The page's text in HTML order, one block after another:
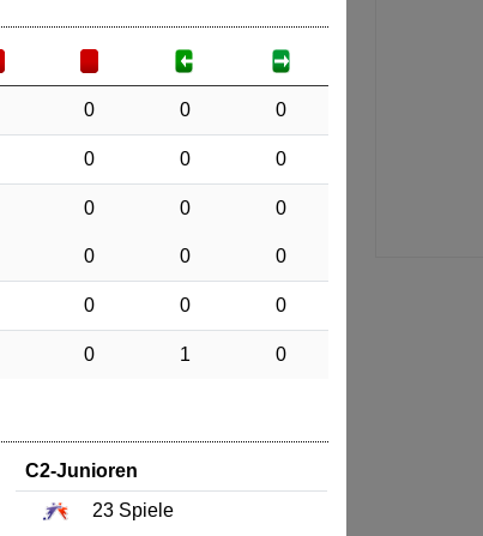
0 0 0
0 0 0
0 0 0
0 0 0
0 0 0
0 1 0
C2-Junioren
23 Spiele